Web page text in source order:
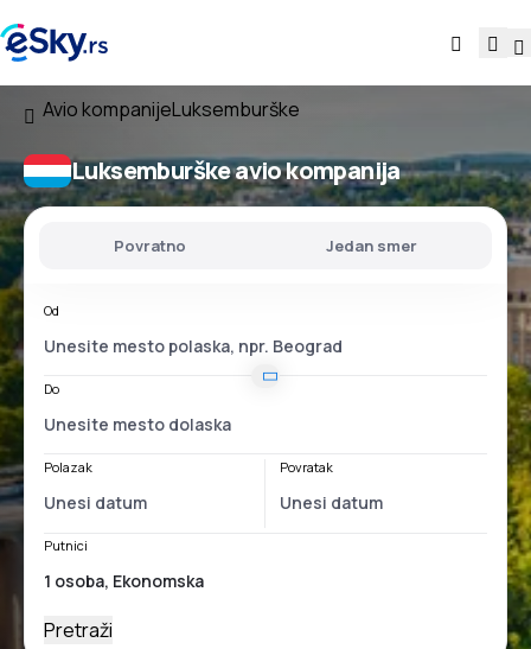
Avio kompanijeLuksemburške
Luksemburške avio kompanija
Povratno Jedan smer
Od
Do
Polazak Povratak
Putnici
Pretraži